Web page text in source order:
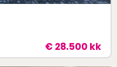
€ 28.500 kk